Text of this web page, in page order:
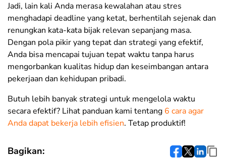
Jadi, lain kali Anda merasa kewalahan atau stres
menghadapi deadline yang ketat, berhentilah sejenak dan
renungkan kata-kata bijak relevan sepanjang masa.
Dengan pola pikir yang tepat dan strategi yang efektif,
Anda bisa mencapai tujuan tepat waktu tanpa harus
mengorbankan kualitas hidup dan keseimbangan antara
pekerjaan dan kehidupan pribadi.
Butuh lebih banyak strategi untuk mengelola waktu
secara efektif? Lihat panduan kami tentang 6 cara agar
Anda dapat bekerja lebih efisien. Tetap produktif!
Bagikan: